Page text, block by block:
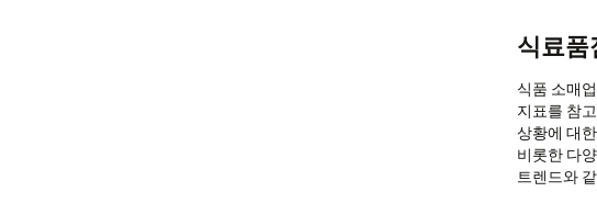
식료품
식품 소매
지표를 참
상황에 대
비롯한 다
트렌드와